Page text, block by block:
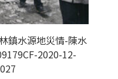
鎮水源地災情-陳水
2020-12-